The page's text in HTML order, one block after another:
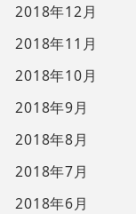
2018年12月
2018年11月
2018年10月
2018年9月
2018年8月
2018年7月
2018年6月